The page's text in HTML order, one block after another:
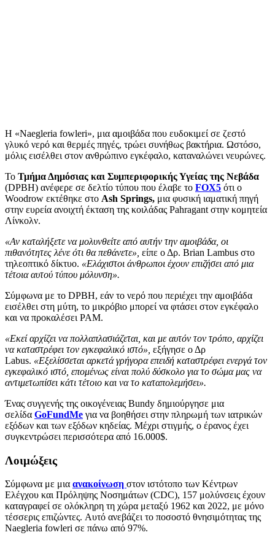
Η «Naegleria fowleri», μια αμοιβάδα που ευδοκιμεί σε ζεστό
γλυκό νερό και θερμές πηγές, τρώει συνήθως βακτήρια. Ωστόσο,
μόλις εισέλθει στον ανθρώπινο εγκέφαλο, καταναλώνει νευρώνες.
Το Τμήμα Δημόσιας και Συμπεριφορικής Υγείας της Νεβάδα
(DPBH) ανέφερε σε δελτίο τύπου που έλαβε το FOX5 ότι ο
Woodrow εκτέθηκε στο Ash Springs, μια φυσική ιαματική πηγή
στην ευρεία ανοιχτή έκταση της κοιλάδας Pahragant στην κομητεία
Λίνκολν.
«Αν καταλήξετε να μολυνθείτε από αυτήν την αμοιβάδα, οι
πιθανότητες λένε ότι θα πεθάνετε», είπε ο Δρ. Brian Lambus στο
τηλεοπτικό δίκτυο. «Ελάχιστοι άνθρωποι έχουν επιζήσει από μια
τέτοια αυτού τύπου μόλυνση».
Σύμφωνα με το DPBH, εάν το νερό που περιέχει την αμοιβάδα
εισέλθει στη μύτη, το μικρόβιο μπορεί να φτάσει στον εγκέφαλο
και να προκαλέσει PAM.
«Εκεί αρχίζει να πολλαπλασιάζεται, και με αυτόν τον τρόπο, αρχίζει
να καταστρέφει τον εγκεφαλικό ιστό», εξήγησε ο Δρ
Labus. «Εξελίσσεται αρκετά γρήγορα επειδή καταστρέφει ενεργά τον
εγκεφαλικό ιστό, επομένως είναι πολύ δύσκολο για το σώμα μας να
αντιμετωπίσει κάτι τέτοιο και να το καταπολεμήσει».
Ένας συγγενής της οικογένειας Bundy δημιούργησε μια
σελίδα GoFundMe για να βοηθήσει στην πληρωμή των ιατρικών
εξόδων και των εξόδων κηδείας. Μέχρι στιγμής, ο έρανος έχει
συγκεντρώσει περισσότερα από 16.000$.
Λοιμώξεις
Σύμφωνα με μια ανακοίνωση στον ιστότοπο των Κέντρων
Ελέγχου και Πρόληψης Νοσημάτων (CDC), 157 μολύνσεις έχουν
καταγραφεί σε ολόκληρη τη χώρα μεταξύ 1962 και 2022, με μόνο
τέσσερις επιζώντες. Αυτό ανεβάζει το ποσοστό θνησιμότητας της
Naegleria fowleri σε πάνω από 97%.